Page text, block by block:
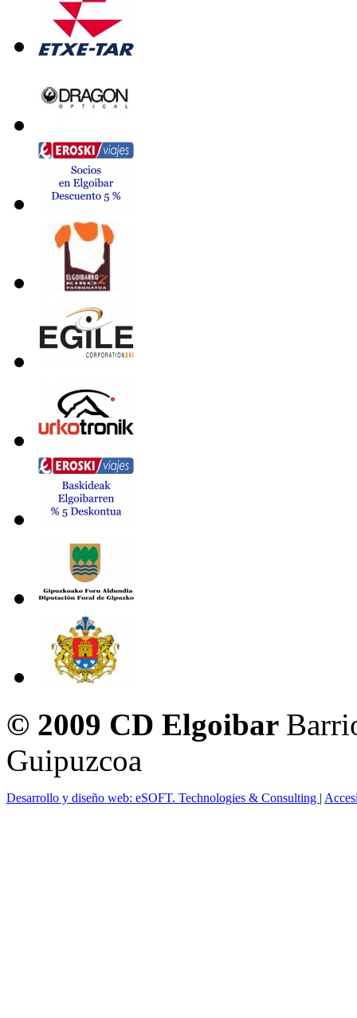
© 2009 CD Elgoibar
Guipuzcoa
Desarrollo y diseño web: eSOFT. Technologies & Consulting |